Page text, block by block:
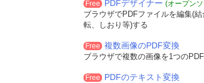
Free PDFデザイナー (オープン
ブラウザでPDFファイルを編集(
転、しおり等)する
Free 複数画像のPDF変換
ブラウザで複数の画像を1つの
Free PDFのテキスト変換